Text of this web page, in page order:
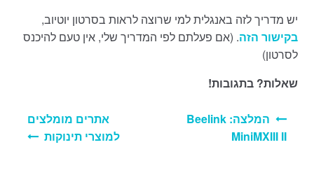
יש מדריך לזה באנגלית למי שרוצה לראות בסרטון יוטיוב,
בקישור הזה. (אם פעלתם לפי המדריך שלי, אין טעם להיכנס
לסרטון)
שאלות? בתגובות!
המלצה: Beelink
MiniMXIII II
אתרים מומלצים
למוצרי תינוקות